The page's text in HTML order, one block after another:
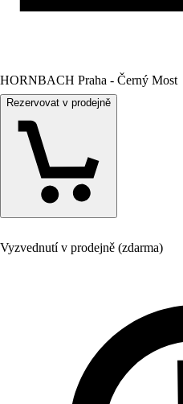
HORNBACH Praha - Černý Most
Rezervovat v prodejně
Vyzvednutí v prodejně (zdarma)